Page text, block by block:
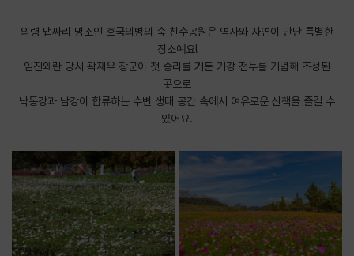
의령 댑싸리 명소인 호국의병의 숲 친수공원은 역사와 자연이 만난 특별한
장소예요!
임진왜란 당시 곽재우 장군이 첫 승리를 거둔 기강 전투를 기념해 조성된
곳으로
낙동강과 남강이 합류하는 수변 생태 공간 속에서 여유로운 산책을 즐길 수
있어요.